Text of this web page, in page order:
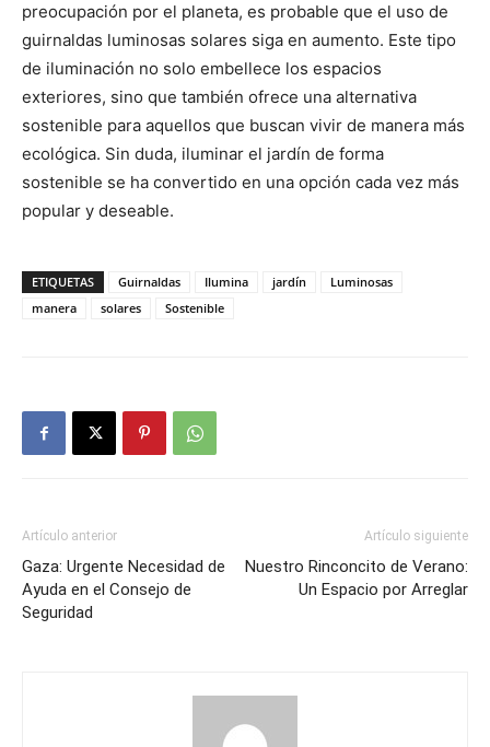
preocupación por el planeta, es probable que el uso de
guirnaldas luminosas solares siga en aumento. Este tipo
de iluminación no solo embellece los espacios
exteriores, sino que también ofrece una alternativa
sostenible para aquellos que buscan vivir de manera más
ecológica. Sin duda, iluminar el jardín de forma
sostenible se ha convertido en una opción cada vez más
popular y deseable.
ETIQUETAS Guirnaldas Ilumina jardín
Luminosas
manera
solares Sostenible
Artículo anterior
Gaza: Urgente Necesidad de
Ayuda en el Consejo de
Seguridad
Artículo siguiente
Nuestro Rinconcito de Verano:
Un Espacio por Arreglar